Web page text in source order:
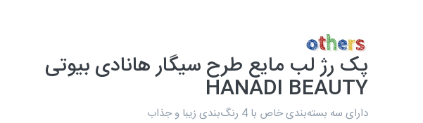
پک رژ لب مایع طرح سیگار هانادی بیوتی
HANADI BEAUTY
دارای سه بسته‌بندی خاص با 4 رنگ‌بندی زیبا و جذاب